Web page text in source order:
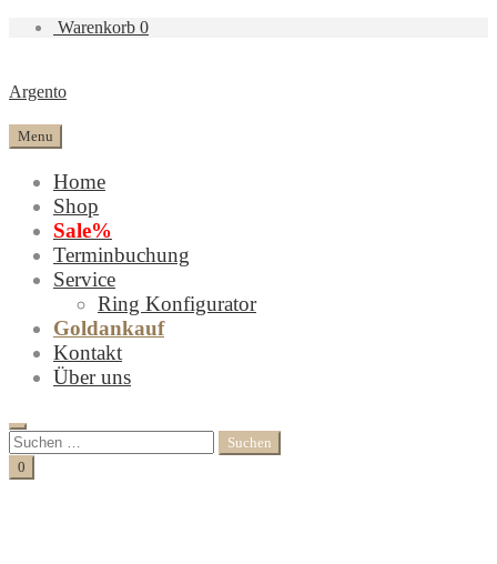
Warenkorb 0
Argento
Menu
Home
Shop
Sale%
Terminbuchung
Service
Ring Konfigurator
Goldankauf
Kontakt
Über uns
Search
Suchen
nach:
Cart
0